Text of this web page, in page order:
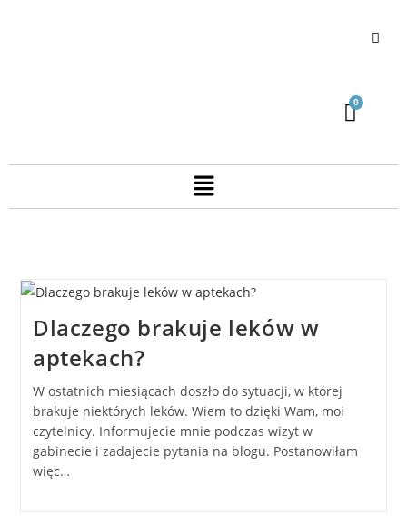
Dlaczego brakuje leków w
aptekach?
W ostatnich miesiącach doszło do sytuacji, w której
brakuje niektórych leków. Wiem to dzięki Wam, moi
czytelnicy. Informujecie mnie podczas wizyt w
gabinecie i zadajecie pytania na blogu. Postanowiłam
więc…